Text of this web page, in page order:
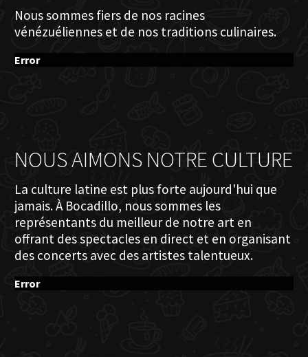
Nous sommes fiers de nos racines
vénézuéliennes et de nos traditions culinaires.
Error
NOUS AIMONS NOTRE CULTURE
La culture latine est plus forte aujourd'hui que
jamais. À Bocadillo, nous sommes les
représentants du meilleur de notre art en
offrant des spectacles en direct et en organisant
des concerts avec des artistes talentueux.
Error